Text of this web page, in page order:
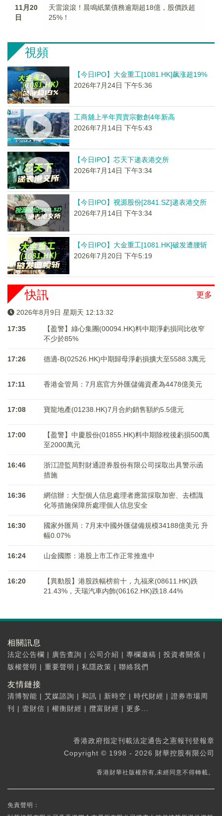
11月20
日
天雷滾滾！晨鳴紙業債務逾期超18億，股價跌超
25%！
視頻
【今日IPO】大金重工[1081.HK]飙涨超19%
2026年7月24日 下午5:36
工商舖上半年買賣宗數創4年新高
2026年7月14日 下午5:43
【今日IPO】芯天下递表港交所
2026年7月14日 下午3:34
【今日IPO】视源股份[2841.SZ]递表港交所
2026年7月14日 下午3:34
【今日IPO】大金重工[1081.HK]破发遭腰斩
2026年7月20日 下午5:19
更多
快訊
2026年8月9日 星期天 12:13:33
17:35
【盈警】綠心集團(00094.HK)料中期淨虧損同比收窄
不少於85%
17:26 德適-B(02526.HK)中期歸母淨虧損擴大至5588.3萬元
17:11 香港金管局：7月底官方外匯儲備資產為4478億美元
17:08 寶龍地產(01238.HK)7月合約銷售額約5.5億元
17:00
【盈警】中慶股份(01855.HK)料中期除稅後虧損500萬
至2000萬元
16:46
浙江證監局對財通證券股份有限公司採取出具警示函
措施
16:36
網信辦：大型個人信息處理者應當採取加密、去標識
化等措施保障所處理個人信息安全
16:30
國家外匯局：7月末中國外匯儲備規模34188億美元 升
幅0.07%
16:24 山金國際：港股上市工作正常推進中
16:20
【異動股】港股跌幅榜前十，九福來(08611.HK)跌
21.43%，天瑞汽車内飾(06162.HK)跌18.44%
相關訊息
法定公告欄 | 廣告查詢 | 公司介紹 | 專欄邀稿 | 投資者關係 |
版權聲明 | 重要聲明 | 私隱政策 | 聯絡我們
友情鏈接
清博智能 | 艾媒諮詢 | 和訊 | 新時空 | 時代財經 | 證券市場周
刊
| 壹財信 | 權衡財經 | 攬富財經 | 更多...
香港政府指定刊載法定通告之憲報刊登報章
Copyright © 1998 - 2026 財華控股有限公司
香港財華社版權所有,未經同意不得轉載。
免責聲明：